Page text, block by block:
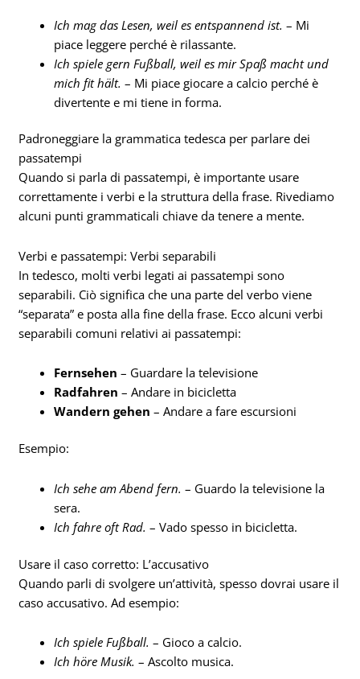
Ich mag das Lesen, weil es entspannend ist. – Mi
piace leggere perché è rilassante.
Ich spiele gern Fußball, weil es mir Spaß macht und
mich fit hält. – Mi piace giocare a calcio perché è
divertente e mi tiene in forma.
Padroneggiare la grammatica tedesca per parlare dei
passatempi
Quando si parla di passatempi, è importante usare
correttamente i verbi e la struttura della frase. Rivediamo
alcuni punti grammaticali chiave da tenere a mente.
Verbi e passatempi: Verbi separabili
In tedesco, molti verbi legati ai passatempi sono
separabili. Ciò significa che una parte del verbo viene
“separata” e posta alla fine della frase. Ecco alcuni verbi
separabili comuni relativi ai passatempi:
Fernsehen – Guardare la televisione
Radfahren – Andare in bicicletta
Wandern gehen – Andare a fare escursioni
Esempio:
Ich sehe am Abend fern. – Guardo la televisione la
sera.
Ich fahre oft Rad. – Vado spesso in bicicletta.
Usare il caso corretto: L’accusativo
Quando parli di svolgere un’attività, spesso dovrai usare il
caso accusativo. Ad esempio:
Ich spiele Fußball. – Gioco a calcio.
Ich höre Musik. – Ascolto musica.